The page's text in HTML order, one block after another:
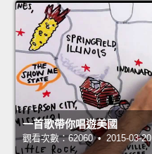
一首歌帶你唱遊美國
觀看次數：62060 • 2015-03-20